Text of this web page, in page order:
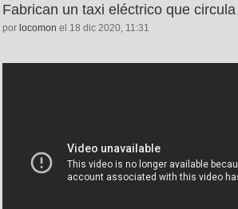
Fabrican un taxi eléctrico que
por locomon el 18 dic 2020, 11:31